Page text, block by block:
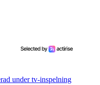
under tv-inspelning